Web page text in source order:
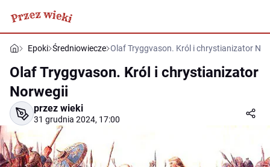
Epoki Średniowiecze Olaf Tryggvason. Król i chrystianizator
Olaf Tryggvason. Król i chrystianizator
Norwegii
przez wieki
31 grudnia 2024, 17:00